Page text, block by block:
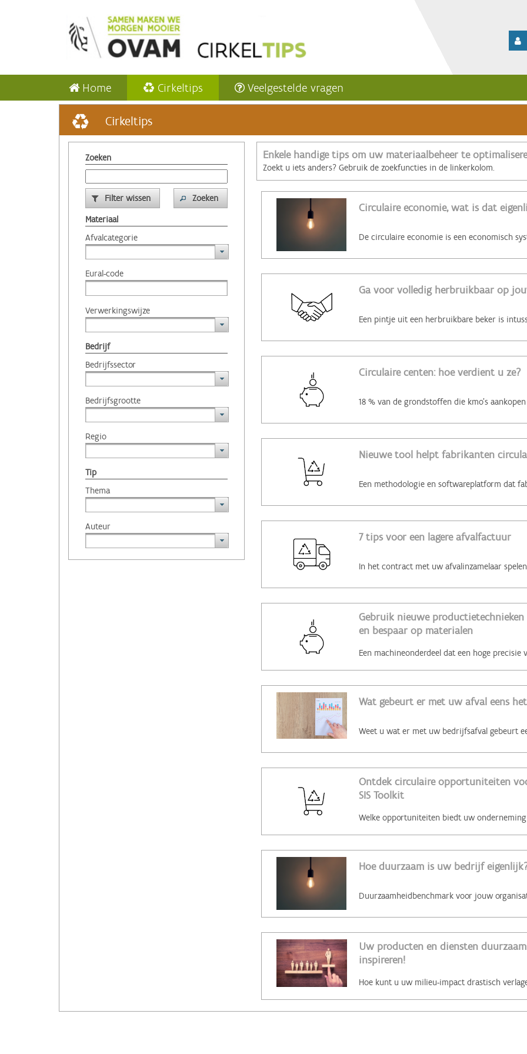
Home Cirkeltips Veelgestelde vragen
Cirkeltips
Zoeken
Filter wissen
Zoeken
Materiaal
Afvalcategorie
Eural-code
Verwerkingswijze
Bedrijf
Bedrijfssector
Bedrijfsgrootte
Regio
Tip
Thema
Auteur
Enkele handige tips om uw materiaalbeheer te
Zoekt u iets anders? Gebruik de zoekfuncties in de linkerkolom.
Circulaire economie, wat is dat
Ga voor volledig herbruikbaar op
Circulaire centen: hoe verdient u ze?
Nieuwe tool helpt fabrikanten
7 tips voor een lagere afvalfactuur
Gebruik nieuwe
en bespaar op materialen
Wat gebeurt er met uw afval eens
Ontdek circulaire opportuniteiten
SIS Toolkit
Hoe duurzaam is uw bedrijf
Uw producten en diensten
inspireren!